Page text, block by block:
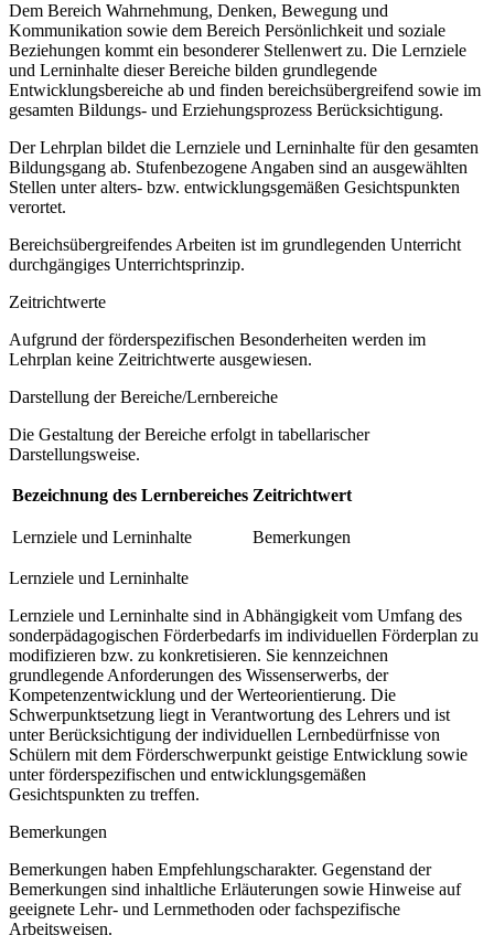
Dem Bereich Wahrnehmung, Denken, Bewegung und
Kommunikation sowie dem Bereich Persönlichkeit und soziale
Beziehungen kommt ein besonderer Stellenwert zu. Die Lernziele
und Lerninhalte dieser Bereiche bilden grundlegende
Entwicklungsbereiche ab und finden bereichsübergreifend sowie im
gesamten Bildungs- und Erziehungsprozess Berücksichtigung.
Der Lehrplan bildet die Lernziele und Lerninhalte für den gesamten
Bildungsgang ab. Stufenbezogene Angaben sind an ausgewählten
Stellen unter alters- bzw. entwicklungsgemäßen Gesichtspunkten
verortet.
Bereichsübergreifendes Arbeiten ist im grundlegenden Unterricht
durchgängiges Unterrichtsprinzip.
Zeitrichtwerte
Aufgrund der förderspezifischen Besonderheiten werden im
Lehrplan keine Zeitrichtwerte ausgewiesen.
Darstellung der Bereiche/Lernbereiche
Die Gestaltung der Bereiche erfolgt in tabellarischer
Darstellungsweise.
Bezeichnung des Lernbereiches Zeitrichtwert
Lernziele und Lerninhalte Bemerkungen
Lernziele und Lerninhalte
Lernziele und Lerninhalte sind in Abhängigkeit vom Umfang des
sonderpädagogischen Förderbedarfs im individuellen Förderplan zu
modifizieren bzw. zu konkretisieren. Sie kennzeichnen
grundlegende Anforderungen des Wissenserwerbs, der
Kompetenzentwicklung und der Werteorientierung. Die
Schwerpunktsetzung liegt in Verantwortung des Lehrers und ist
unter Berücksichtigung der individuellen Lernbedürfnisse von
Schülern mit dem Förderschwerpunkt geistige Entwicklung sowie
unter förderspezifischen und entwicklungsgemäßen
Gesichtspunkten zu treffen.
Bemerkungen
Bemerkungen haben Empfehlungscharakter. Gegenstand der
Bemerkungen sind inhaltliche Erläuterungen sowie Hinweise auf
geeignete Lehr- und Lernmethoden oder fachspezifische
Arbeitsweisen.